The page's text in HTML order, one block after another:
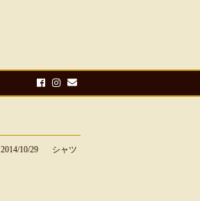
2014/10/29 シャツ